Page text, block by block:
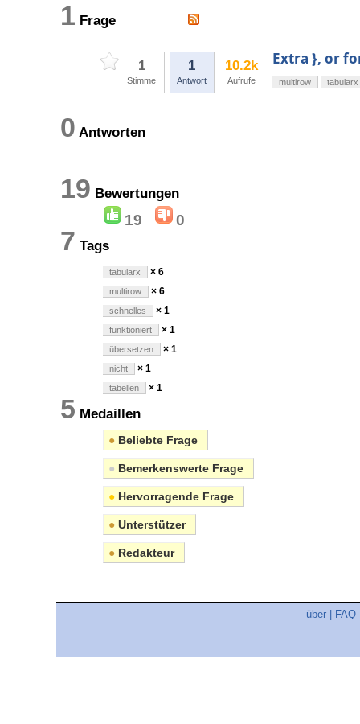
1 Frage
1
Stimme
1
Antwort
10.2k
Aufrufe
Extra }, or
multirow tabularx
0 Antworten
19 Bewertungen
19 0
7 Tags
tabularx × 6
multirow × 6
schnelles × 1
funktioniert × 1
übersetzen × 1
nicht × 1
tabellen × 1
5 Medaillen
● Beliebte Frage
● Bemerkenswerte Frage
● Hervorragende Frage
● Unterstützer
● Redakteur
über FAQ